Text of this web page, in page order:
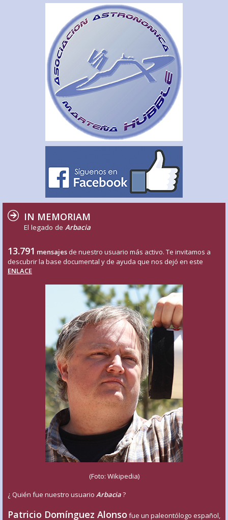
IN MEMORIAM
El legado de Arbacia
13.791 mensajes de nuestro usuario más activo. Te invitamos a
descubrir la base documental y de ayuda que nos dejó en este
ENLACE
(Foto: Wikipedia)
¿ Quién fue nuestro usuario Arbacia?
Patricio Domínguez Alonso fue un paleontólogo español,